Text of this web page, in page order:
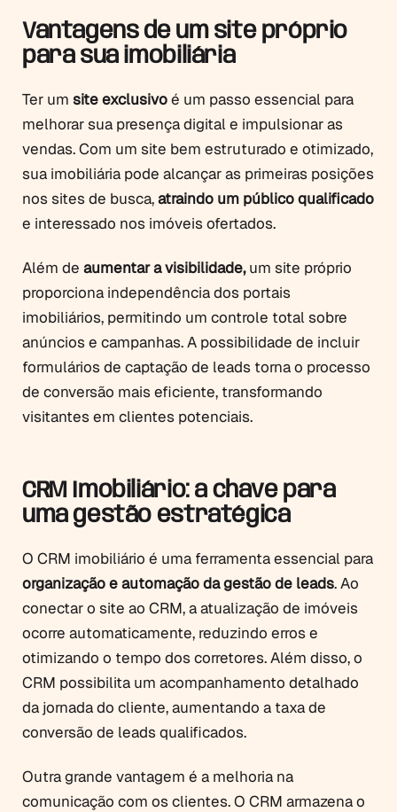
Vantagens de um site próprio
para sua imobiliária
Ter um site exclusivoé um passo essencial para
melhorar sua presença digital e impulsionar as
vendas. Com um site bem estruturado e otimizado,
sua imobiliária pode alcançar as primeiras posições
nos sites de busca,atraindo um público qualificado
e interessado nos imóveis ofertados.
Além de aumentar a visibilidade,um site próprio
proporciona independência dos portais
imobiliários, permitindo um controle total sobre
anúncios e campanhas. A possibilidade de incluir
formulários de captação de leads torna o processo
de conversão mais eficiente, transformando
visitantes em clientes potenciais.
CRM Imobiliário: a chave para
uma gestão estratégica
O CRM imobiliário é uma ferramenta essencial para
organização e automação da gestão de leads. Ao
conectar o site ao CRM, a atualização de imóveis
ocorre automaticamente, reduzindo erros e
otimizando o tempo dos corretores. Além disso, o
CRM possibilita um acompanhamento detalhado
da jornada do cliente, aumentando a taxa de
conversão de leads qualificados.
Outra grande vantagem é a melhoria na
comunicação com os clientes. O CRM armazena o